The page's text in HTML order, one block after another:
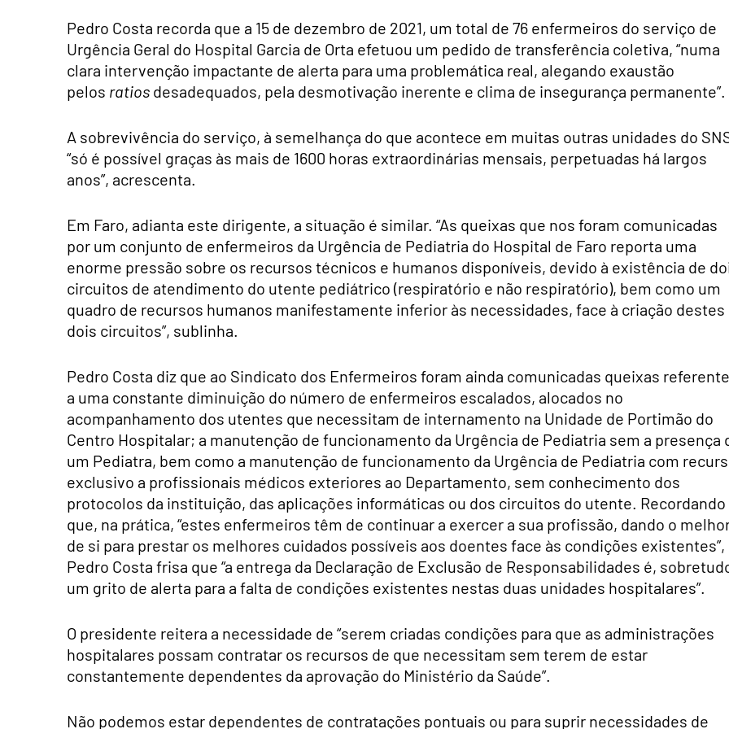
Pedro Costa recorda que a 15 de dezembro de 2021, um total de 76 enfermeiros do serviço de
Urgência Geral do Hospital Garcia de Orta efetuou um pedido de transferência coletiva, “numa
clara intervenção impactante de alerta para uma problemática real, alegando exaustão
pelos ratios desadequados, pela desmotivação inerente e clima de insegurança permanente”.
A sobrevivência do serviço, à semelhança do que acontece em muitas outras unidades do
“só é possível graças às mais de 1600 horas extraordinárias mensais, perpetuadas há largos
anos”, acrescenta.
Em Faro, adianta este dirigente, a situação é similar. “As queixas que nos foram comunicadas
por um conjunto de enfermeiros da Urgência de Pediatria do Hospital de Faro reporta uma
enorme pressão sobre os recursos técnicos e humanos disponíveis, devido à existência de
circuitos de atendimento do utente pediátrico (respiratório e não respiratório), bem como um
quadro de recursos humanos manifestamente inferior às necessidades, face à criação destes
dois circuitos”, sublinha.
Pedro Costa diz que ao Sindicato dos Enfermeiros foram ainda comunicadas queixas
a uma constante diminuição do número de enfermeiros escalados, alocados no
acompanhamento dos utentes que necessitam de internamento na Unidade de Portimão do
Centro Hospitalar; a manutenção de funcionamento da Urgência de Pediatria sem a presença
um Pediatra, bem como a manutenção de funcionamento da Urgência de Pediatria com
exclusivo a profissionais médicos exteriores ao Departamento, sem conhecimento dos
protocolos da instituição, das aplicações informáticas ou dos circuitos do utente. Recordando
que, na prática, “estes enfermeiros têm de continuar a exercer a sua profissão, dando o
de si para prestar os melhores cuidados possíveis aos doentes face às condições existentes”,
Pedro Costa frisa que “a entrega da Declaração de Exclusão de Responsabilidades é,
um grito de alerta para a falta de condições existentes nestas duas unidades hospitalares”.
O presidente reitera a necessidade de “serem criadas condições para que as administrações
hospitalares possam contratar os recursos de que necessitam sem terem de estar
constantemente dependentes da aprovação do Ministério da Saúde”.
Não podemos estar dependentes de contratações pontuais ou para suprir necessidades de